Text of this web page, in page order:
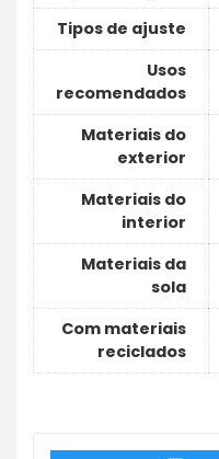
Tipos de ajuste
Usos
recomendados
Materiais do
exterior
Materiais do
interior
Materiais da
sola
Com materiais
reciclados